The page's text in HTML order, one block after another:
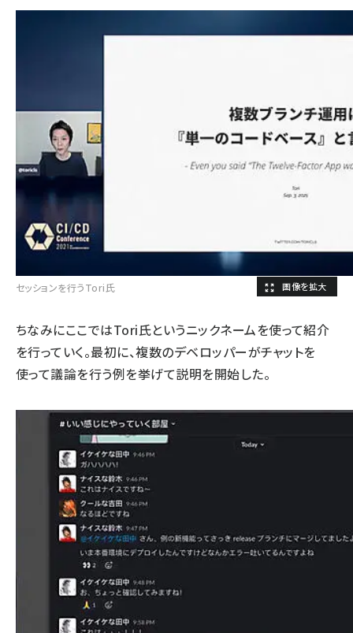
セッションを行うTori氏
ちなみにここではTori氏というニックネームを使って紹介
を行っていく。最初に、複数のデベロッパーがチャットを
使って議論を行う例を挙げて説明を開始した。